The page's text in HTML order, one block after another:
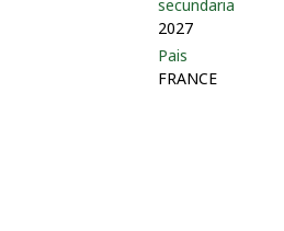
secundaria
2027
Pais
FRANCE